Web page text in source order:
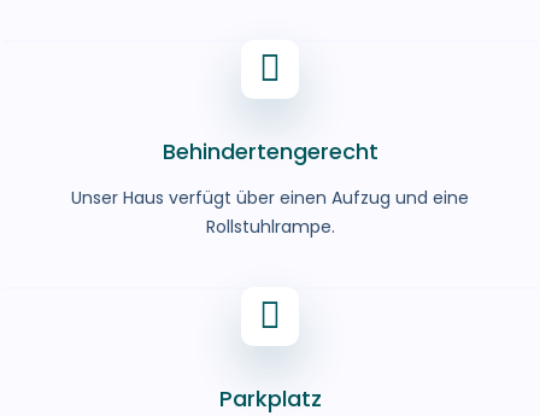
Behinderten­gerecht
Unser Haus verfügt über einen Aufzug und eine
Rollstuhlrampe.
Parkplatz